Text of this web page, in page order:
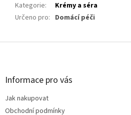
Kategorie:
Krémy a séra
Určeno pro: Domácí péči
Z
Informace pro vás
Jak nakupovat
Obchodní podmínky